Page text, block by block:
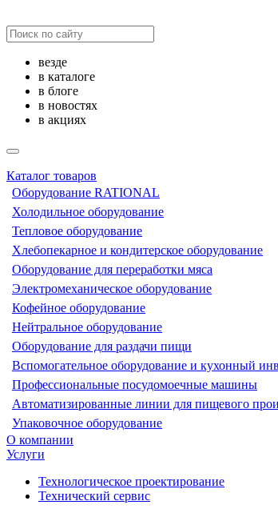
везде
в каталоге
в блоге
в новостях
в акциях
Каталог товаров
Оборудование RATIONAL
Холодильное оборудование
Тепловое оборудование
Хлебопекарное и кондитерское оборудование
Оборудование для переработки мяса
Электромеханическое оборудование
Кофейное оборудование
Нейтральное оборудование
Оборудование для раздачи пищи
Вспомогательное оборудование и кухонный
Профессиональные посудомоечные машины
Автоматизированные линии для пищевого
Упаковочное оборудование
О компании
Услуги
Технологическое проектирование
Технический сервис